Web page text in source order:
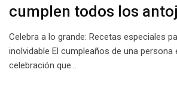
cumplen todos los
Celebra a lo grande: Recetas especiales
inolvidable El cumpleaños de una persona
celebración que…